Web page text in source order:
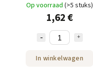
Op voorraad (>5 stuks)
1,62 €
In winkelwagen